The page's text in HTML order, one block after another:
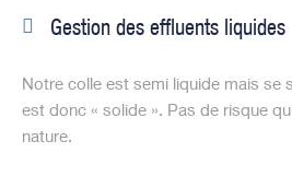
Gestion des effluents liquides
Notre colle est semi liquide mais se
est donc « solide ». Pas de risque
nature.